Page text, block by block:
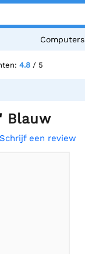
Computers
4.8 / 5
Blauw
Schrijf een review